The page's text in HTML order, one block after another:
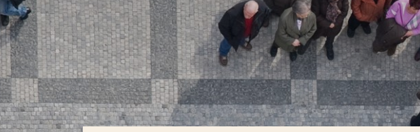
Opleiding
Contact